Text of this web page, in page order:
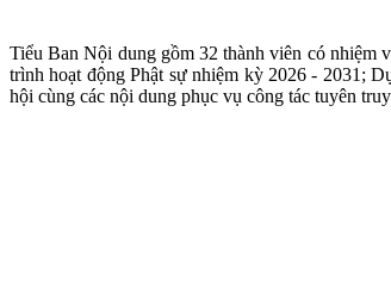
Tiểu Ban Nội dung gồm 32 thành viên có
trình hoạt động Phật sự nhiệm kỳ 2026 - 2031;
hội cùng các nội dung phục vụ công tác tuyên